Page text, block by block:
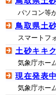
パソコン等
鳥取県土
スマートフ
土砂キキ
気象庁ホー
現在発表
気象庁ホー